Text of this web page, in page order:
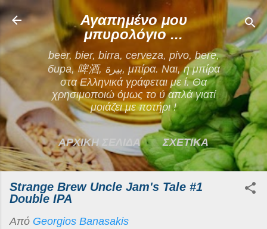
Μετάβαση στο κύριο περιεχόμενο
Αγαπημένο μου
μπυρολόγιο ...
beer, bier, birra, cerveza, pivo, bere,
бира, 啤酒, بيرة, μπίρα. Ναι, η μπίρα
στα Ελληνικά γράφεται με ί. Θα
χρησιμοποιώ όμως το ύ απλά γιατί
μοιάζει με ποτήρι !
ΑΡΧΙΚΗ ΣΕΛΙΔΑ ΣΧΕΤΙΚΑ
ΕΠΙΚΟΙΝΩΝΙΑ
ΟΡΟΙ ΧΡΗΣΗΣ
Strange Brew Uncle Jam's Tale #1
Double IPA
Από Georgios Banasakis